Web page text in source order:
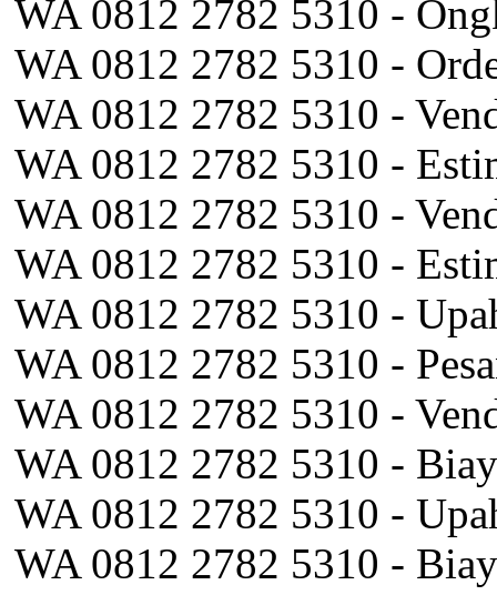
WA 0812 2782 5310 -
WA 0812 2782 5310 -
WA 0812 2782 5310 -
WA 0812 2782 5310 -
WA 0812 2782 5310 -
WA 0812 2782 5310 -
WA 0812 2782 5310 -
WA 0812 2782 5310 -
WA 0812 2782 5310 -
WA 0812 2782 5310 -
WA 0812 2782 5310 -
WA 0812 2782 5310 -